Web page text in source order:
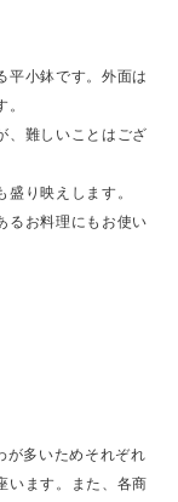
平小鉢です。外面は
、難しいことはござ
り映えします。
るお料理にもお使い
が多いためそれぞれ
います。また、各商